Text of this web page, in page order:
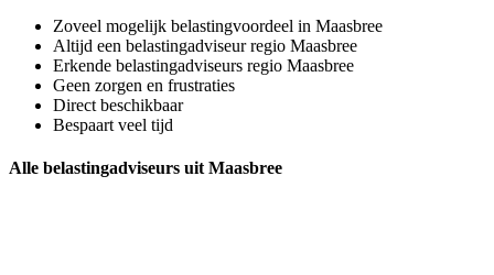
Zoveel mogelijk belastingvoordeel in Maasbree
Altijd een belastingadviseur regio Maasbree
Erkende belastingadviseurs regio Maasbree
Geen zorgen en frustraties
Direct beschikbaar
Bespaart veel tijd
Alle belastingadviseurs uit Maasbree